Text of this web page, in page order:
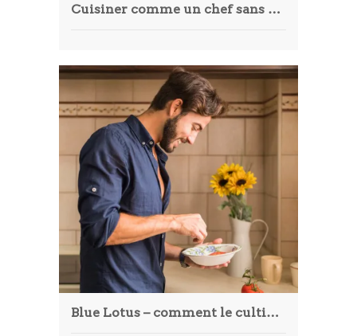
Cuisiner comme un chef sans quitter sa cuisine : les cours en ligne changent la donne
Blue Lotus – comment le cultiver et l’intégrer à vos recettes